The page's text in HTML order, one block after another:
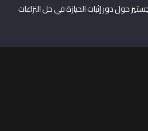
حول دور إثبات الحيازة في حل النزاعات